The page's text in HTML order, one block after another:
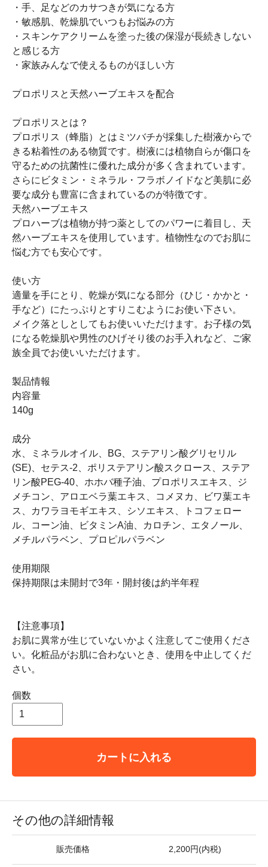
・手、足などのカサつきが気になる方
・敏感肌、乾燥肌でいつもお悩みの方
・スキンケアクリームを塗った後の保湿が長続きしない
と感じる方
・家族みんなで使えるものがほしい方
プロポリスと天然ハーブエキスを配合
プロポリスとは？
プロポリス（蜂脂）とはミツバチが採集した樹液からで
きる粘着性のある物質です。樹液には植物自らが傷口を
守るための抗菌性に優れた成分が多く含まれています。
さらにビタミン・ミネラル・フラボノイドなど美肌に必
要な成分も豊富に含まれているのが特徴です。
天然ハーブエキス
プロハーブは植物が持つ薬としてのパワーに着目し、天
然ハーブエキスを使用しています。植物性なのでお肌に
悩む方でも安心です。
使い方
適量を手にとり、乾燥が気になる部分（ひじ・かかと・
手など）にたっぷりとすりこむようにお使い下さい。
メイク落としとしてもお使いいただけます。お子様の気
になる乾燥肌や男性のひげそり後のお手入れなど、ご家
族全員でお使いいただけます。
製品情報
内容量
140g
成分
水、ミネラルオイル、BG、ステアリン酸グリセリル
(SE)、セテス-2、ポリステアリン酸スクロース、ステア
リン酸PEG-40、ホホバ種子油、プロポリスエキス、ジ
メチコン、アロエベラ葉エキス、コメヌカ、ビワ葉エキ
ス、カワラヨモギエキス、シソエキス、トコフェロー
ル、コーン油、ビタミンA油、カロチン、エタノール、
メチルパラベン、プロピルパラベン
使用期限
保持期限は未開封で3年・開封後は約半年程
【注意事項】
お肌に異常が生じていないかよく注意してご使用くださ
い。化粧品がお肌に合わないとき、使用を中止してくだ
さい。
個数
カートに入れる
その他の詳細情報
販売価格 2,200円(内税)